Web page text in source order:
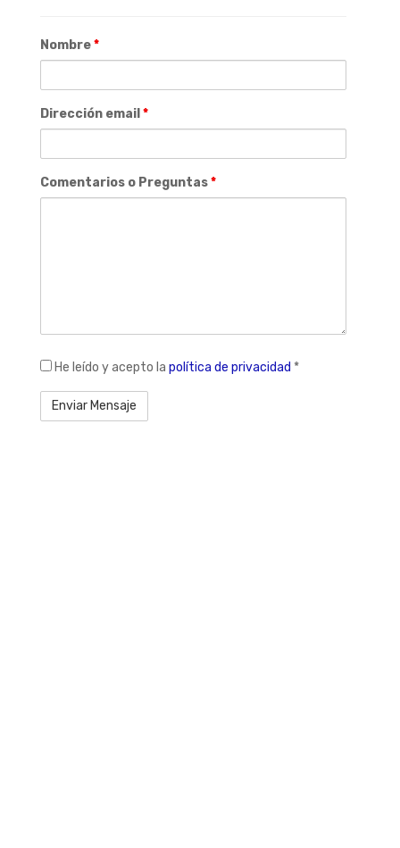
Nombre*
Dirección email *
Comentarios o Preguntas*
legal
He leído y acepto la política de privacidad *